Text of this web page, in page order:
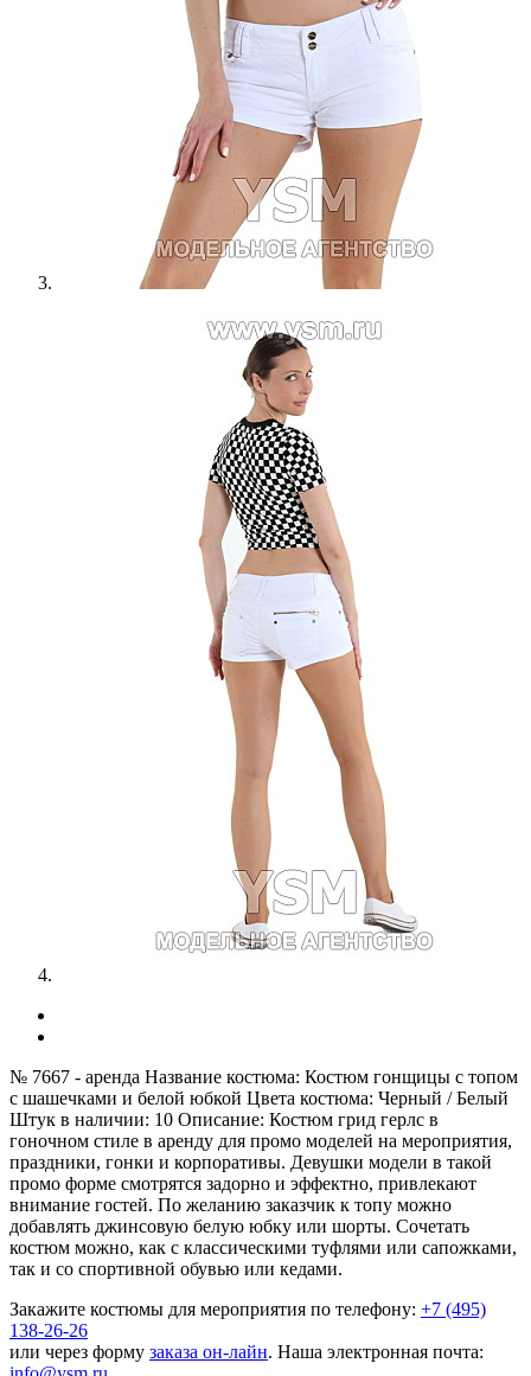
№ 7667 - аренда Название костюма: Костюм гонщицы с топом
с шашечками и белой юбкой Цвета костюма: Черный / Белый
Штук в наличии: 10 Описание: Костюм грид герлс в
гоночном стиле в аренду для промо моделей на мероприятия,
праздники, гонки и корпоративы. Девушки модели в такой
промо форме смотрятся задорно и эффектно, привлекают
внимание гостей. По желанию заказчик к топу можно
добавлять джинсовую белую юбку или шорты. Сочетать
костюм можно, как с классическими туфлями или сапожками,
так и со спортивной обувью или кедами.
Закажите костюмы для мероприятия по телефону: +7 (495)
138-26-26
или через форму заказа он-лайн. Наша электронная почта: